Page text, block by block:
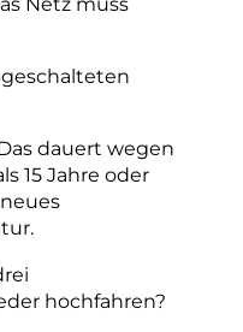
dauert wegen
15 Jahre oder
hochfahren?